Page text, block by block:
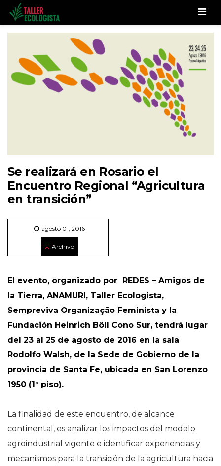
Se realizará en Rosario el
Encuentro Regional “Agricultura
en transición”
agosto 01, 2016
Archivo
El evento, organizado por REDES – Amigos de
la Tierra, ANAMURI, Taller Ecologista,
Sempreviva Organização Feminista y la
Fundación Heinrich Böll Cono Sur, tendrá lugar
del 23 al 25 de agosto de 2016 en la sala
Rodolfo Walsh, de la Sede de Gobierno de la
provincia de Santa Fe, ubicada en San Lorenzo
1950 (1° piso).
La finalidad de este encuentro, de alcance
continental, es analizar los impactos del modelo
agroindustrial vigente e identificar experiencias y
mecanismos para la transición de la agricultura hacia